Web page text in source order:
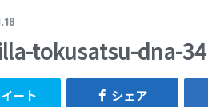
tokusatsu-dna-
ート シェア